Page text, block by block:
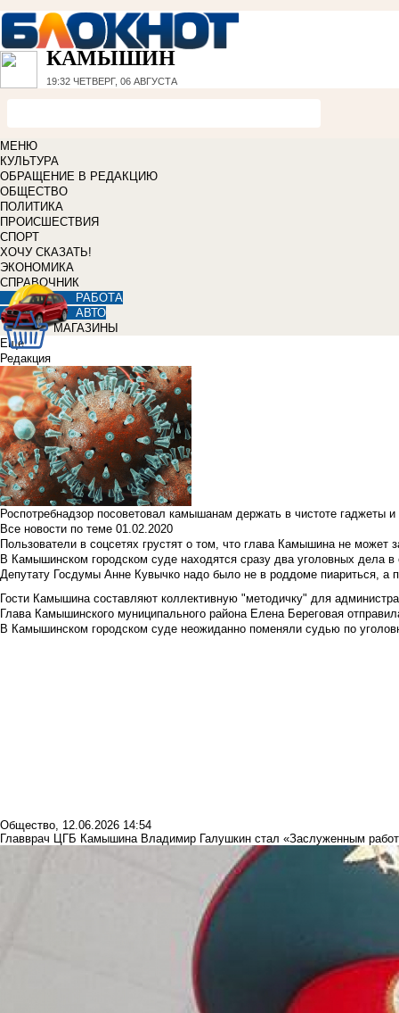
КАМЫШИН
19:32 ЧЕТВЕРГ, 06 АВГУСТА
МЕНЮ
КУЛЬТУРА
ОБРАЩЕНИЕ В РЕДАКЦИЮ
ОБЩЕСТВО
ПОЛИТИКА
ПРОИСШЕСТВИЯ
СПОРТ
ХОЧУ СКАЗАТЬ!
ЭКОНОМИКА
СПРАВОЧНИК
РАБОТА
АВТО
МАГАЗИНЫ
Еще
Редакция
Роспотребнадзор посоветовал камышанам держать в чистоте гаджеты
Все новости по теме 01.02.2020
Пользователи в соцсетях грустят о том, что глава Камышина не может
В Камышинском городском суде находятся сразу два уголовных дела
Депутату Госдумы Анне Кувычко надо было не в роддоме пиариться, а
Гости Камышина составляют коллективную "методичку" для
Глава Камышинского муниципального района Елена Береговая
В Камышинском городском суде неожиданно поменяли судью по
Общество, 12.06.2026 14:54
Главврач ЦГБ Камышина Владимир Галушкин стал «Заслуженным